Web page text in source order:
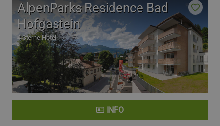
AlpenParks Residence Bad
Hofgastein
4 Sterne Hotel
INFO